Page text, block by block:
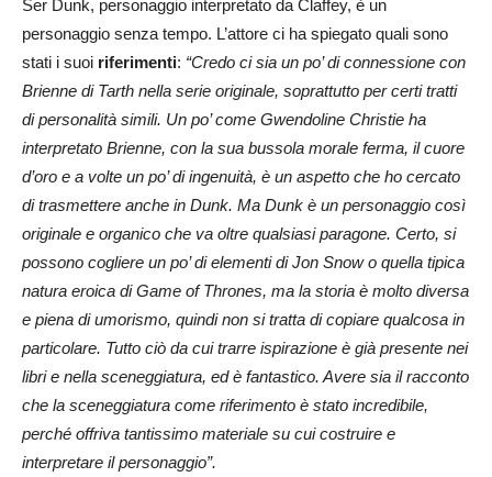
Ser Dunk, personaggio interpretato da Claffey, è un
personaggio senza tempo. L’attore ci ha spiegato quali sono
stati i suoi riferimenti: “Credo ci sia un po’ di connessione con
Brienne di Tarth nella serie originale, soprattutto per certi tratti
di personalità simili. Un po’ come Gwendoline Christie ha
interpretato Brienne, con la sua bussola morale ferma, il cuore
d’oro e a volte un po’ di ingenuità, è un aspetto che ho cercato
di trasmettere anche in Dunk. Ma Dunk è un personaggio così
originale e organico che va oltre qualsiasi paragone. Certo, si
possono cogliere un po’ di elementi di Jon Snow o quella tipica
natura eroica di Game of Thrones, ma la storia è molto diversa
e piena di umorismo, quindi non si tratta di copiare qualcosa in
particolare. Tutto ciò da cui trarre ispirazione è già presente nei
libri e nella sceneggiatura, ed è fantastico. Avere sia il racconto
che la sceneggiatura come riferimento è stato incredibile,
perché offriva tantissimo materiale su cui costruire e
interpretare il personaggio”.